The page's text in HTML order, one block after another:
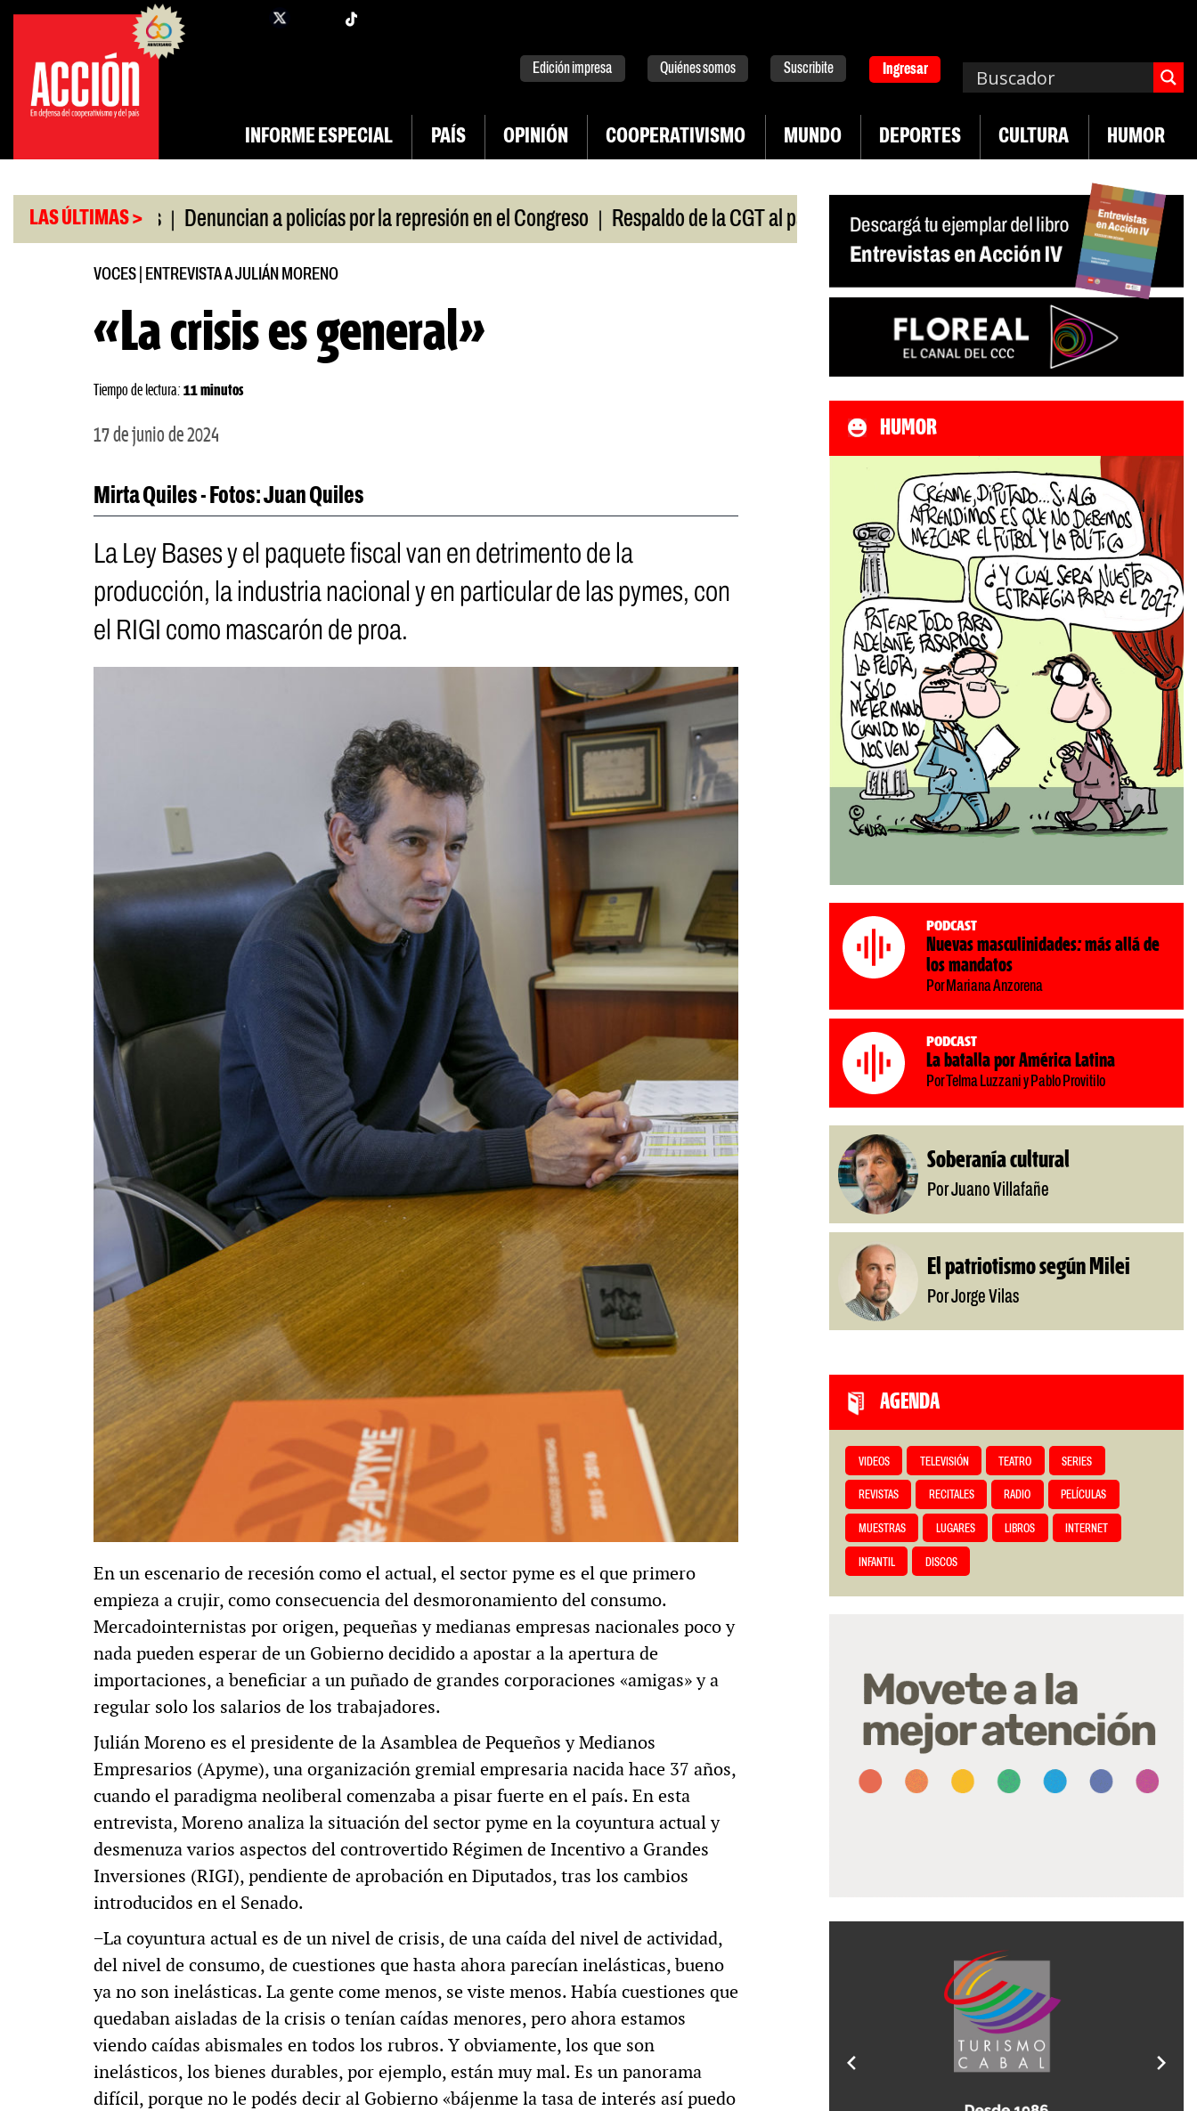
Saltar
contenido
facebook
Edición impresa Quiénes somos Suscribite Ingresar
INFORME ESPECIAL PAÍS OPINIÓN COOPERATIVISMO MUNDO DEPORTES CULTURA HUMOR
LAS ÚLTIMAS >
por la crisis | Denuncian a policías por la represión en el Congreso | Respaldo de la CGT al paro universitario | Industria textil sigue en caída | Sin
VOCES| ENTREVISTA A JULIÁN MORENO
«La crisis es general»
Tiempo de lectura: 11 minutos
17 de junio de 2024
Mirta Quiles - Fotos: Juan Quiles
La Ley Bases y el paquete fiscal van en detrimento de la
producción, la industria nacional y en particular de las pymes, con
el RIGI como mascarón de proa.
En un escenario de recesión como el actual, el sector pyme es el que primero
empieza a crujir, como consecuencia del desmoronamiento del consumo.
Mercadointernistas por origen, pequeñas y medianas empresas nacionales poco y
nada pueden esperar de un Gobierno decidido a apostar a la apertura de
importaciones, a beneficiar a un puñado de grandes corporaciones «amigas» y a
regular solo los salarios de los trabajadores.
Julián Moreno es el presidente de la Asamblea de Pequeños y Medianos
Empresarios (Apyme), una organización gremial empresaria nacida hace 37 años,
cuando el paradigma neoliberal comenzaba a pisar fuerte en el país. En esta
entrevista, Moreno analiza la situación del sector pyme en la coyuntura actual y
desmenuza varios aspectos del controvertido Régimen de Incentivo a Grandes
Inversiones (RIGI), pendiente de aprobación en Diputados, tras los cambios
introducidos en el Senado.
−La coyuntura actual es de un nivel de crisis, de una caída del nivel de actividad,
del nivel de consumo, de cuestiones que hasta ahora parecían inelásticas, bueno
ya no son inelásticas. La gente come menos, se viste menos. Había cuestiones que
quedaban aisladas de la crisis o tenían caídas menores, pero ahora estamos
viendo caídas abismales en todos los rubros. Y obviamente, los que son
inelásticos, los bienes durables, por ejemplo, están muy mal. Es un panorama
difícil, porque no le podés decir al Gobierno «bájenme la tasa de interés así puedo
HUMOR
Podcast
Nuevas masculinidades: más allá de
los mandatos
Por Mariana Anzorena
Podcast
La batalla por América Latina
Por Telma Luzzani y Pablo Provitilo
Soberanía cultural
Por Juano Villafañe
El patriotismo según Milei
Por Jorge Vilas
AGENDA
VIDEOS TELEVISIÓN TEATRO SERIES
REVISTAS RECITALES RADIO PELÍCULAS
MUESTRAS LUGARES LIBROS INTERNET
INFANTIL DISCOS